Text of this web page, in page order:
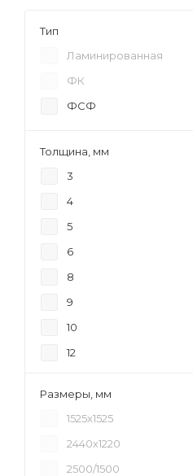
Тип
Ламинированная
ФК
ФСФ
Толщина, мм
3
4
5
6
8
9
10
12
18
Размеры, мм
1525х1525
2440х1220
2500/1500